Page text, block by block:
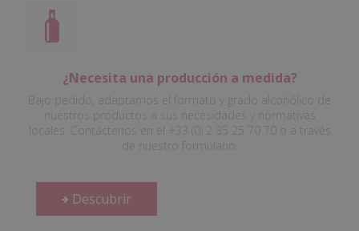
¿Necesita una producción a medida?
Bajo pedido, adaptamos el formato y grado alcohólico de
nuestros productos a sus necesidades y normativas
locales. Contáctenos en el +33 (0) 2 35 25 70 70 o a través
de nuestro formulario.
Descubrir